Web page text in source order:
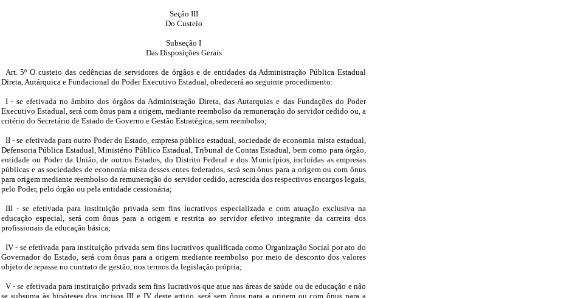
Seção III
Do Custeio
Subseção I
Das Disposições Gerais
Art. 5º O custeio das cedências de servidores de órgãos e de entidades da Administração Pública Estadual
Direta, Autárquica e Fundacional do Poder Executivo Estadual, obedecerá ao seguinte procedimento:
I - se efetivada no âmbito dos órgãos da Administração Direta, das Autarquias e das Fundações do Poder
Executivo Estadual, será com ônus para a origem, mediante reembolso da remuneração do servidor cedido ou, a
critério do Secretário de Estado de Governo e Gestão Estratégica, sem reembolso;
II - se efetivada para outro Poder do Estado, empresa pública estadual, sociedade de economia mista estadual,
Defensoria Pública Estadual, Ministério Público Estadual, Tribunal de Contas Estadual, bem como para órgão,
entidade ou Poder da União, de outros Estados, do Distrito Federal e dos Municípios, incluídas as empresas
públicas e as sociedades de economia mista desses entes federados, será sem ônus para a origem ou com ônus
para origem mediante reembolso da remuneração do servidor cedido, acrescida dos respectivos encargos legais,
pelo Poder, pelo órgão ou pela entidade cessionária;
III - se efetivada para instituição privada sem fins lucrativos especializada e com atuação exclusiva na
educação especial, será com ônus para a origem e restrita ao servidor efetivo integrante da carreira dos
profissionais da educação básica;
IV - se efetivada para instituição privada sem fins lucrativos qualificada como Organização Social por ato do
Governador do Estado, será com ônus para a origem mediante reembolso por meio de desconto dos valores
objeto de repasse no contrato de gestão, nos termos da legislação própria;
V - se efetivada para instituição privada sem fins lucrativos que atue nas áreas de saúde ou de educação e não
se subsuma às hipóteses dos incisos III e IV deste artigo, será sem ônus para a origem ou com ônus para a